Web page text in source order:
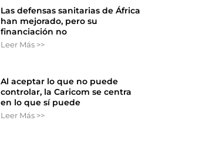
Las defensas sanitarias de África
han mejorado, pero su
financiación no
Leer Más >>
Al aceptar lo que no puede
controlar, la Caricom se centra
en lo que sí puede
Leer Más >>